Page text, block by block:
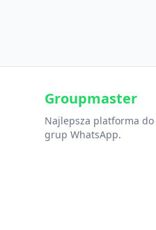
Groupmaster
Najlepsza platforma
grup WhatsApp.